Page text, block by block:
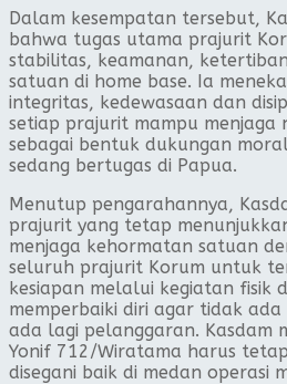
Dalam kesempatan tersebut,
bahwa tugas utama prajurit
stabilitas, keamanan,
satuan di home base. Ia
integritas, kedewasaan dan
setiap prajurit mampu menjaga
sebagai bentuk dukungan
sedang bertugas di Papua.
Menutup pengarahannya,
prajurit yang tetap
menjaga kehormatan satuan
seluruh prajurit Korum untuk
kesiapan melalui kegiatan fisik
memperbaiki diri agar tidak
ada lagi pelanggaran. Kasdam
Yonif 712/Wiratama harus
disegani baik di medan operasi